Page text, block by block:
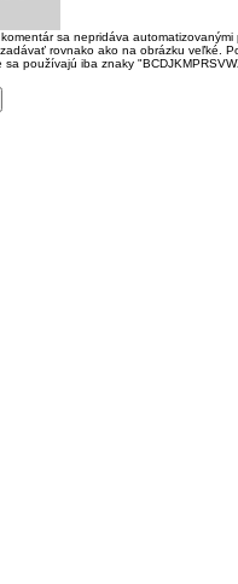
sa nepridáva
rovnako ako na obrázku veľké.
sa používajú iba znaky